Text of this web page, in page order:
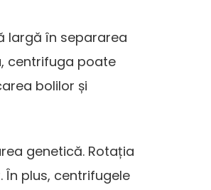
largă în separarea
centrifuga poate
bolilor și
genetică. Rotația
plus, centrifugele